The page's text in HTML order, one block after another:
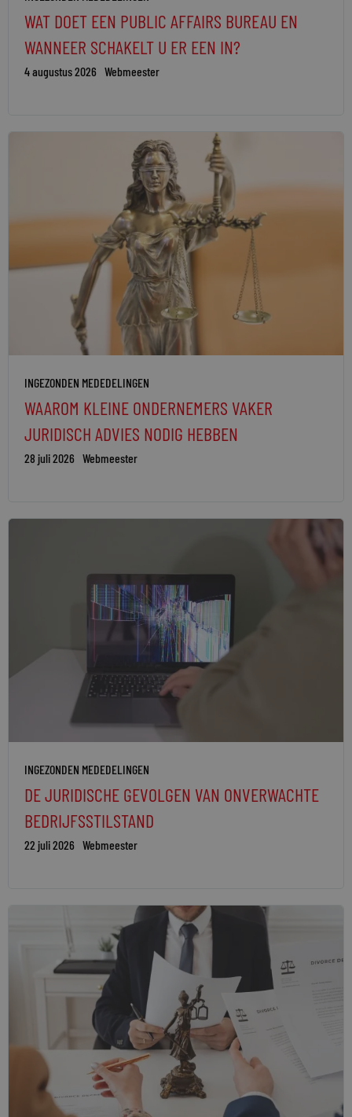
WAT DOET EEN PUBLIC AFFAIRS BUREAU EN
WANNEER SCHAKELT U ER EEN IN?
4 augustus 2026 Webmeester
INGEZONDEN MEDEDELINGEN
WAAROM KLEINE ONDERNEMERS VAKER
JURIDISCH ADVIES NODIG HEBBEN
28 juli 2026 Webmeester
INGEZONDEN MEDEDELINGEN
DE JURIDISCHE GEVOLGEN VAN ONVERWACHTE
BEDRIJFSSTILSTAND
22 juli 2026 Webmeester